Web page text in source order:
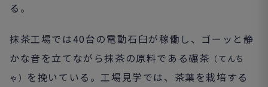
る。
抹茶工場では40台の電動石臼が稼働し、ゴーッと静
かな音を立てながら抹茶の原料である碾茶 （てんち
ゃ） を挽いている。工場見学では、茶葉を栽培する